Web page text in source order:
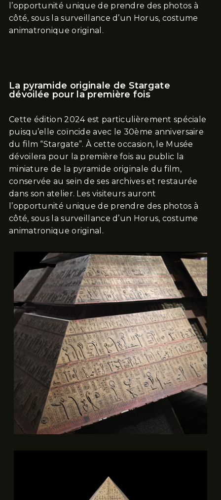
l’opportunité unique de prendre des photos à
côté, sous la surveillance d’un Horus, costume
animatronique original.
La pyramide originale de Stargate
dévoilée pour la première fois
Cette édition 2024 est particulièrement spéciale
puisqu’elle coïncide avec le 30ème anniversaire
du film “Stargate”. À cette occasion, le Musée
dévoilera pour la première fois au public la
miniature de la pyramide originale du film,
conservée au sein de ses archives et restaurée
dans son atelier. Les visiteurs auront
l’opportunité unique de prendre des photos à
côté, sous la surveillance d’un Horus, costume
animatronique original.